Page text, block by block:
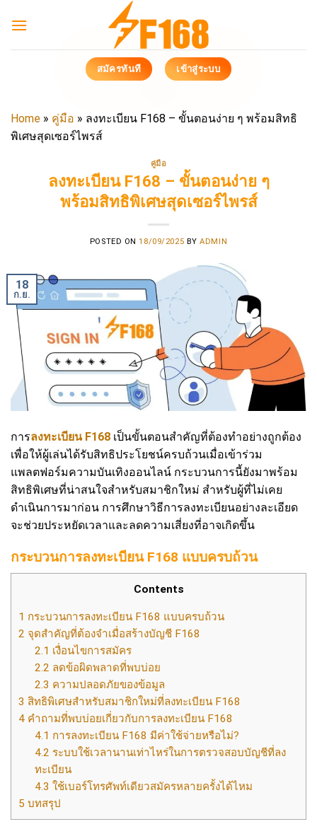
สมัครทันที เข้าสู่ระบบ
Home » คู่มือ » ลงทะเบียน F168 – ขั้นตอนง่าย ๆ พร้อมสิทธิ
พิเศษสุดเซอร์ไพรส์
คู่มือ
ลงทะเบียน F168 – ขั้นตอนง่าย ๆ
พร้อมสิทธิพิเศษสุดเซอร์ไพรส์
POSTED ON18/09/2025 BYADMIN
18
ก.ย.
การลงทะเบียน F168 เป็นขั้นตอนสำคัญที่ต้องทำอย่างถูกต้อง
เพื่อให้ผู้เล่นได้รับสิทธิประโยชน์ครบถ้วนเมื่อเข้าร่วม
แพลตฟอร์มความบันเทิงออนไลน์ กระบวนการนี้ยังมาพร้อม
สิทธิพิเศษที่น่าสนใจสำหรับสมาชิกใหม่ สำหรับผู้ที่ไม่เคย
ดำเนินการมาก่อน การศึกษาวิธีการลงทะเบียนอย่างละเอียด
จะช่วยประหยัดเวลาและลดความเสี่ยงที่อาจเกิดขึ้น
กระบวนการลงทะเบียน F168 แบบครบถ้วน
Contents
1 กระบวนการลงทะเบียน F168 แบบครบถ้วน
2 จุดสำคัญที่ต้องจำเมื่อสร้างบัญชี F168
2.1 เงื่อนไขการสมัคร
2.2 ลดข้อผิดพลาดที่พบบ่อย
2.3 ความปลอดภัยของข้อมูล
3 สิทธิพิเศษสำหรับสมาชิกใหม่ที่ลงทะเบียน F168
4 คำถามที่พบบ่อยเกี่ยวกับการลงทะเบียน F168
4.1 การลงทะเบียน F168 มีค่าใช้จ่ายหรือไม่?
4.2 ระบบใช้เวลานานเท่าไหร่ในการตรวจสอบบัญชีที่ลง
ทะเบียน
4.3 ใช้เบอร์โทรศัพท์เดียวสมัครหลายครั้งได้ไหม
5 บทสรุป